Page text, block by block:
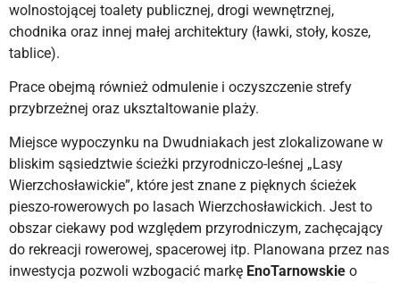
wolnostojącej toalety publicznej, drogi wewnętrznej,
chodnika oraz innej małej architektury (ławki, stoły, kosze,
tablice).
Prace obejmą również odmulenie i oczyszczenie strefy
przybrzeżnej oraz uksztaltowanie plaży.
Miejsce wypoczynku na Dwudniakach jest zlokalizowane w
bliskim sąsiedztwie ścieżki przyrodniczo-leśnej „Lasy
Wierzchosławickie”, które jest znane z pięknych ścieżek
pieszo-rowerowych po lasach Wierzchosławickich. Jest to
obszar ciekawy pod względem przyrodniczym, zachęcający
do rekreacji rowerowej, spacerowej itp. Planowana przez nas
inwestycja pozwoli wzbogacić markę EnoTarnowskie o